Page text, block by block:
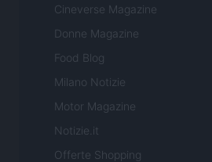
Cineverse Magazine
Donne Magazine
Food Blog
Milano Notizie
Motor Magazine
Notizie.it
Offerte Shopping